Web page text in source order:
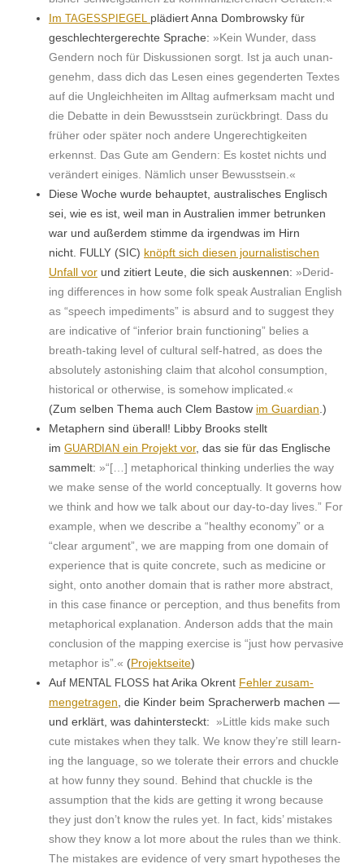
Im TAGESSPIEGEL plädiert Anna Dom­browsky für
geschlechterg­erechte Sprache: »Kein Wun­der, dass
Gen­dern noch für Diskus­sio­nen sorgt. Ist ja auch unan­
genehm, dass dich das Lesen eines gegen­derten Textes
auf die Ungle­ich­heit­en im All­t­ag aufmerk­sam macht und
die Debat­te in dein Bewusst­sein zurück­bringt. Dass du
früher oder später noch andere Ungerechtigkeit­en
erkennst. Das Gute am Gen­dern: Es kostet nichts und
verän­dert einiges. Näm­lich unser Bewusstsein.«
Diese Woche wurde behauptet, aus­tralis­ches Englisch
sei, wie es ist, weil man in Aus­tralien immer betrunk­en
war und außer­dem stimme da irgend­was im Hirn
nicht.
FULLY (SIC) knöpft sich diesen jour­nal­is­tis­chen
Unfall vor und zitiert Leute, die sich ausken­nen: »Derid­
ing dif­fer­ences in how some folk speak Aus­tralian Eng­lish
as “speech imped­i­ments” is absurd and to sug­gest they
are indica­tive of “infe­ri­or brain func­tion­ing” belies a
breath-tak­ing lev­el of cul­tur­al self-hatred, as does the
absolute­ly aston­ish­ing claim that alco­hol con­sump­tion,
his­tor­i­cal or oth­er­wise, is some­how implicated.«
(Zum sel­ben The­ma auch Clem Bas­tow im Guardian .)
Meta­phern sind über­all! Lib­by Brooks stellt
im GUARDIAN ein Pro­jekt vor, das sie für das Englis­che
sam­melt: »“[…] metaphor­i­cal think­ing under­lies the way
we make sense of the world con­cep­tu­al­ly. It gov­erns how
we think and how we talk about our day-to-day lives.” For
exam­ple, when we describe a “healthy econ­o­my” or a
“clear argu­ment”, we are map­ping from one domain of
expe­ri­ence that is quite con­crete, such as med­i­cine or
sight, onto anoth­er domain that is rather more abstract,
in this case finance or per­cep­tion, and thus ben­e­fits from
metaphor­i­cal expla­na­tion. Ander­son adds that the main
con­clu­sion of the map­ping exer­cise is “just how per­va­sive
metaphor is”.« (Pro­jek­t­seite)
Auf MENTAL FLOSS hat Ari­ka Okrent Fehler zusam­
menge­tra­gen , die Kinder beim Spracher­werb machen —
und erk­lärt, was dahin­ter­steckt:
»Lit­tle kids make such
cute mis­takes when they talk. We know they’re still learn­
ing the lan­guage, so we tol­er­ate their errors and chuck­le
at how fun­ny they sound. Behind that chuck­le is the
assump­tion that the kids are get­ting it wrong because
they just don’t know the rules yet. In fact, kids’ mis­takes
show they know a lot more about the rules than we think.
The mis­takes are evi­dence of very smart hypothe­ses the